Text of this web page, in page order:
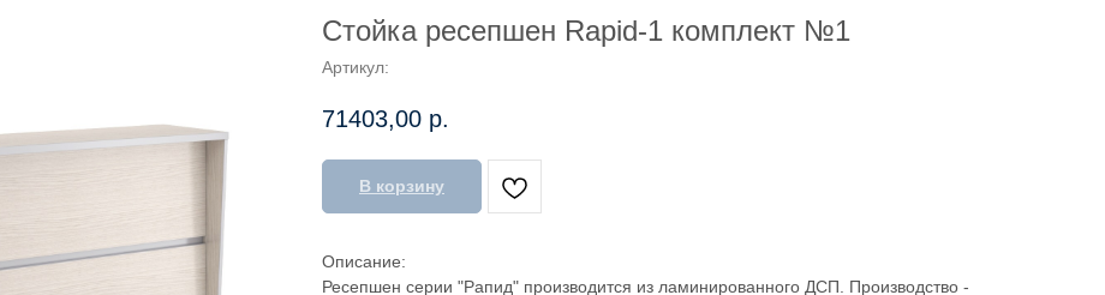
Стойка ресепшен Rapid-1 комплект №1
Артикул:
71403,00 р.
В корзину
Описание:
Ресепшен серии "Рапид" производится из ламинированного ДСП. Производство -